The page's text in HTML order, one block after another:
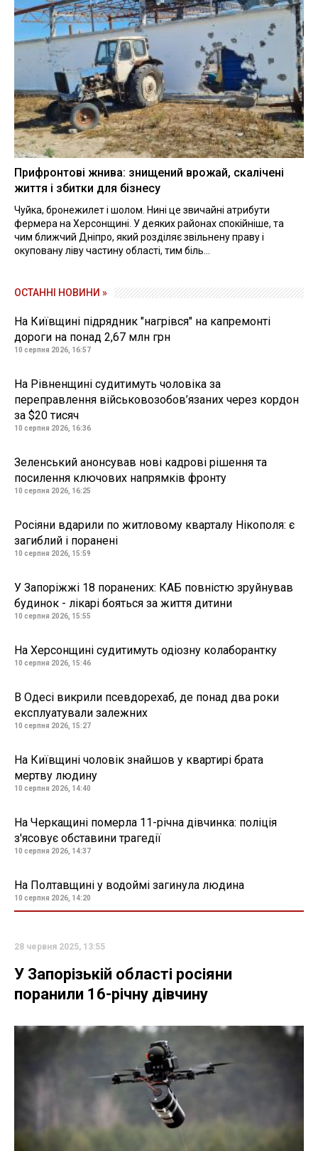
Прифронтові жнива: знищений врожай, скалічені
життя і збитки для бізнесу
Чуйка, бронежилет і шолом. Нині це звичайні атрибути
фермера на Херсонщині. У деяких районах спокійніше, та
чим ближчий Дніпро, який розділяє звільнену праву і
окуповану ліву частину області, тим біль...
ОСТАННІ НОВИНИ »
На Київщині підрядник "нагрівся" на капремонті
дороги на понад 2,67 млн грн
10 серпня 2026, 16:57
На Рівненщині судитимуть чоловіка за
переправлення військовозобов’язаних через кордон
за $20 тисяч
10 серпня 2026, 16:36
Зеленський анонсував нові кадрові рішення та
посилення ключових напрямків фронту
10 серпня 2026, 16:25
Росіяни вдарили по житловому кварталу Нікополя: є
загиблий і поранені
10 серпня 2026, 15:59
У Запоріжжі 18 поранених: КАБ повністю зруйнував
будинок - лікарі бояться за життя дитини
10 серпня 2026, 15:55
На Херсонщині судитимуть одіозну колаборантку
10 серпня 2026, 15:46
В Одесі викрили псевдорехаб, де понад два роки
експлуатували залежних
10 серпня 2026, 15:27
На Київщині чоловік знайшов у квартирі брата
мертву людину
10 серпня 2026, 14:40
На Черкащині померла 11-річна дівчинка: поліція
з'ясовує обставини трагедії
10 серпня 2026, 14:37
На Полтавщині у водоймі загинула людина
10 серпня 2026, 14:20
28 червня 2025, 13:55
У Запорізькій області росіяни
поранили 16-річну дівчину